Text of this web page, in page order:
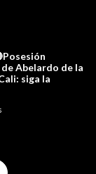
Abelardo de la
siga la